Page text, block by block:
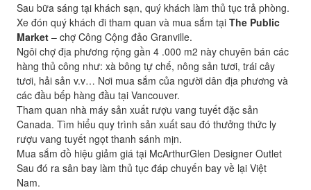
Sau bữa sáng tại khách sạn, quý khách làm thủ tục trả phòng.
Xe đón quý khách đi tham quan và mua sắm tại The Public
Market – chợ Công Cộng đảo Granville.
Ngôi chợ địa phương rộng gần 4 .000 m2 này chuyên bán các
hàng thủ công như: xà bông tự chế, nông sản tươi, trái cây
tươi, hải sản v.v… Nơi mua sắm của người dân địa phương và
các đầu bếp hàng đầu tại Vancouver.
Tham quan nhà máy sản xuất rượu vang tuyết đặc sản
Canada. Tìm hiểu quy trình sản xuất sau đó thưởng thức ly
rượu vang tuyết ngọt thanh sánh mịn.
Mua sắm đồ hiệu giảm giá tại McArthurGlen Designer Outlet
Sau đó ra sân bay làm thủ tục đáp chuyến bay về lại Việt
Nam.